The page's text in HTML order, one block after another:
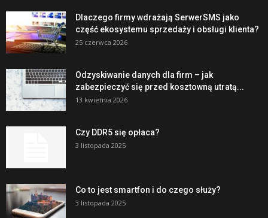
Dlaczego firmy wdrażają SerwerSMS jako
część ekosystemu sprzedaży i obsługi klienta?
25 czerwca 2026
Odzyskiwanie danych dla firm – jak
zabezpieczyć się przed kosztowną utratą...
13 kwietnia 2026
Czy DDR5 się opłaca?
3 listopada 2025
Co to jest smartfon i do czego służy?
3 listopada 2025